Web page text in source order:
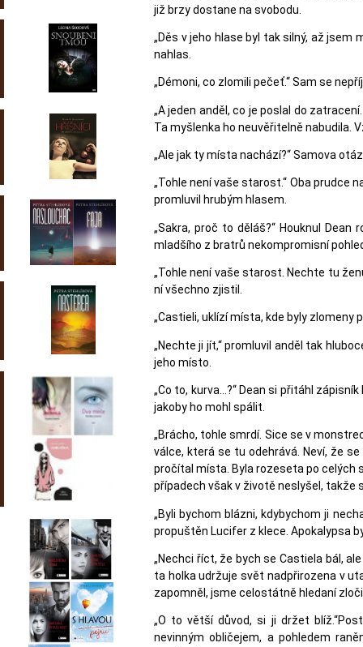
již brzy dostane na svobodu.
„Děs v jeho hlase byl tak silný, až jsem
nahlas.
„Démoni, co zlomili pečeť.“ Sam se
„A jeden anděl, co je poslal do
Ta myšlenka ho neuvěřitelně nabudila.
„Ale jak ty místa nachází?“ Samova
„Tohle není vaše starost.“ Oba prudce
promluvil hrubým hlasem.
„Sakra, proč to děláš?“ Houknul
mladšího z bratrů nekompromisní
„Tohle není vaše starost. Nechte tu
ní všechno zjistil.
„Castieli, uklízí místa, kde byly zlomeny
„Nechte ji jít,“ promluvil anděl tak
jeho místo.
„Co to, kurva…?“ Dean si přitáhl
jakoby ho mohl spálit.
„Brácho, tohle smrdí. Sice se v
válce, která se tu odehrává. Neví, že
pročítal místa. Byla rozeseta po celých
případech však v životě neslyšel, takže
„Byli bychom blázni, kdybychom ji
propuštěn Lucifer z klece. Apokalypsa
„Nechci říct, že bych se Castiela bál,
ta holka udržuje svět nadpřirozena v
zapomněl, jsme celostátně hledaní
„O to větší důvod, si ji držet
nevinným obličejem, a pohledem